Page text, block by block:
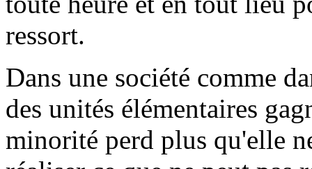
ressort.
Dans une société comme
des unités élémentaires
minorité perd plus qu'elle